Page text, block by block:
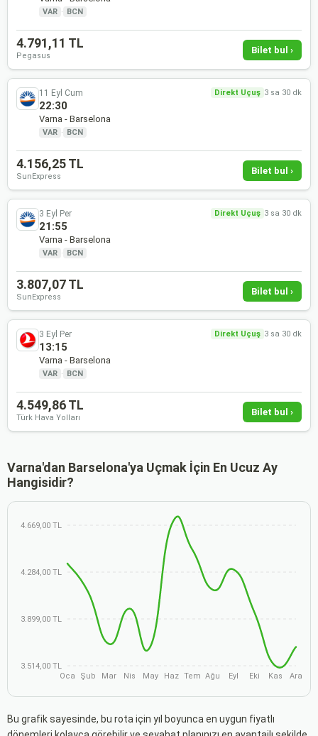
VAR · BCN
4.791,11 TL
Pegasus
Bilet bul ›
11 Eyl Cum Direkt Uçuş 3 sa 30 dk
22:30
Varna - Barselona
VAR · BCN
4.156,25 TL
SunExpress
Bilet bul ›
3 Eyl Per Direkt Uçuş 3 sa 30 dk
21:55
Varna - Barselona
VAR · BCN
3.807,07 TL
SunExpress
Bilet bul ›
3 Eyl Per Direkt Uçuş 3 sa 30 dk
13:15
Varna - Barselona
VAR · BCN
4.549,86 TL
Türk Hava Yolları
Bilet bul ›
Varna'dan Barselona'ya Uçmak İçin En Ucuz Ay
Hangisidir?
4.669,00 TL
4.284,00 TL
3.899,00 TL
3.514,00 TL
Oca
Şub Mar Nis May Haz Tem Ağu Eyl Eki Kas Ara
Bu grafik sayesinde, bu rota için yıl boyunca en uygun fiyatlı